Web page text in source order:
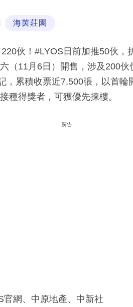
海茵莊園
伙！#LYOS日前加推50伙，
（11月6日）開售，涉及200
，累積收票近7,500張，以首
種得獎者，可獲優先揀樓。
廣告
網、中原地產、中新社